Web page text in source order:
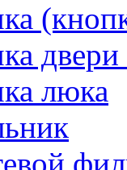
люка